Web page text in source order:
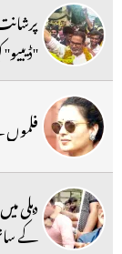
فلموں
دہلی
کے